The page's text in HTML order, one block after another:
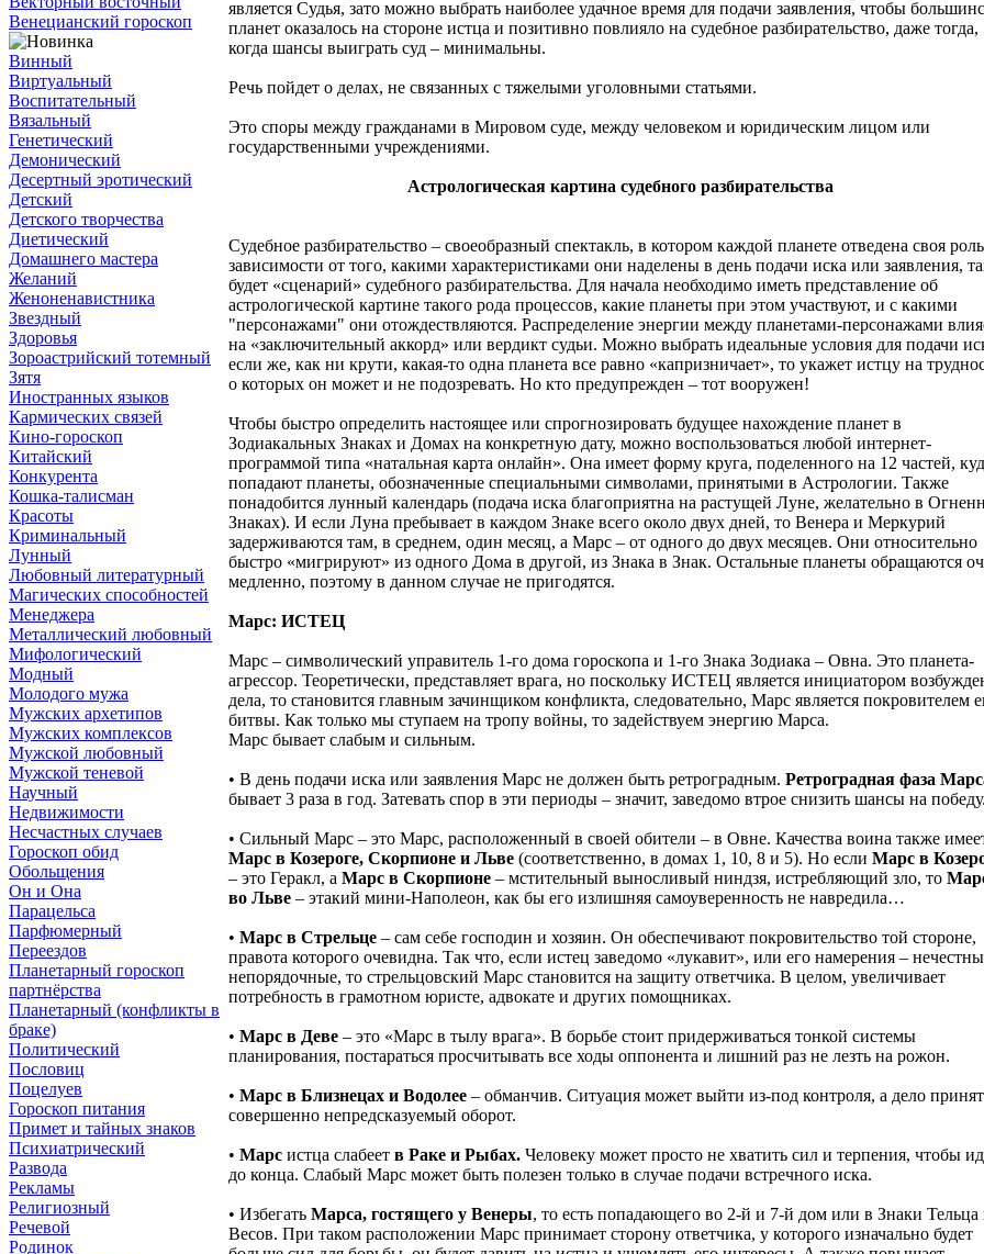
Венецианский гороскоп
Винный
Виртуальный
Воспитательный
Вязальный
Генетический
Демонический
Десертный эротический
Детский
Детского творчества
Диетический
Домашнего мастера
Желаний
Женоненавистника
Звездный
Здоровья
Зороастрийский тотемный
Зятя
Иностранных языков
Кармических связей
Кино-гороскоп
Китайский
Конкурента
Кошка-талисман
Красоты
Криминальный
Лунный
Любовный литературный
Магических способностей
Менеджера
Металлический любовный
Мифологический
Модный
Молодого мужа
Мужских архетипов
Мужских комплексов
Мужской любовный
Мужской теневой
Научный
Недвижимости
Несчастных случаев
Гороскоп обид
Обольщения
Он и Она
Парацельса
Парфюмерный
Переездов
Планетарный гороскоп
партнёрства
Планетарный (конфликты в
браке)
Политический
Пословиц
Поцелуев
Гороскоп питания
Примет и тайных знаков
Психиатрический
Развода
Рекламы
Религиозный
Речевой
Родинок
является Судья, зато можно выбрать наиболее удачное время для подачи заявления, чтобы
планет оказалось на стороне истца и позитивно повлияло на судебное разбирательство, даже тогда,
когда шансы выиграть суд – минимальны.
Речь пойдет о делах, не связанных с тяжелыми уголовными статьями.
Это споры между гражданами в Мировом суде, между человеком и юридическим лицом или
государственными учреждениями.
Астрологическая картина судебного разбирательства
Судебное разбирательство – своеобразный спектакль, в котором каждой планете отведена своя
зависимости от того, какими характеристиками они наделены в день подачи иска или заявления,
будет «сценарий» судебного разбирательства. Для начала необходимо иметь представление об
астрологической картине такого рода процессов, какие планеты при этом участвуют, и с какими
"персонажами" они отождествляются. Распределение энергии между планетами-персонажами
на «заключительный аккорд» или вердикт судьи. Можно выбрать идеальные условия для подачи
если же, как ни крути, какая-то одна планета все равно «капризничает», то укажет истцу на
о которых он может и не подозревать. Но кто предупрежден – тот вооружен!
Чтобы быстро определить настоящее или спрогнозировать будущее нахождение планет в
Зодиакальных Знаках и Домах на конкретную дату, можно воспользоваться любой интернет-
программой типа «натальная карта онлайн». Она имеет форму круга, поделенного на 12 частей,
попадают планеты, обозначенные специальными символами, принятыми в Астрологии. Также
понадобится лунный календарь (подача иска благоприятна на растущей Луне, желательно в
Знаках). И если Луна пребывает в каждом Знаке всего около двух дней, то Венера и Меркурий
задерживаются там, в среднем, один месяц, а Марс – от одного до двух месяцев. Они относительно
быстро «мигрируют» из одного Дома в другой, из Знака в Знак. Остальные планеты обращаются
медленно, поэтому в данном случае не пригодятся.
Марс: ИСТЕЦ
Марс – символический управитель 1-го дома гороскопа и 1-го Знака Зодиака – Овна. Это планета-
агрессор. Теоретически, представляет врага, но поскольку ИСТЕЦ является инициатором
дела, то становится главным зачинщиком конфликта, следовательно, Марс является покровителем
битвы. Как только мы ступаем на тропу войны, то задействуем энергию Марса.
Марс бывает слабым и сильным.
• В день подачи иска или заявления Марс не должен быть ретроградным. Ретроградная фаза
бывает 3 раза в год. Затевать спор в эти периоды – значит, заведомо втрое снизить шансы на победу.
• Сильный Марс – это Марс, расположенный в своей обители – в Овне. Качества воина также
Марс в Козероге, Скорпионе и Льве (соответственно, в домах 1, 10, 8 и 5). Но если Марс в
– это Геракл, а Марс в Скорпионе – мстительный выносливый ниндзя, истребляющий зло, то
во Льве – этакий мини-Наполеон, как бы его излишняя самоуверенность не навредила…
• Марс в Стрельце – сам себе господин и хозяин. Он обеспечивают покровительство той стороне,
правота которого очевидна. Так что, если истец заведомо «лукавит», или его намерения –
непорядочные, то стрельцовский Марс становится на защиту ответчика. В целом, увеличивает
потребность в грамотном юристе, адвокате и других помощниках.
• Марс в Деве – это «Марс в тылу врага». В борьбе стоит придерживаться тонкой системы
планирования, постараться просчитывать все ходы оппонента и лишний раз не лезть на рожон.
• Марс в Близнецах и Водолее – обманчив. Ситуация может выйти из-под контроля, а дело
совершенно непредсказуемый оборот.
• Марс истца слабеет в Раке и Рыбах. Человеку может просто не хватить сил и терпения, чтобы
до конца. Слабый Марс может быть полезен только в случае подачи встречного иска.
• Избегать Марса, гостящего у Венеры, то есть попадающего во 2-й и 7-й дом или в Знаки Тельца
Весов. При таком расположении Марс принимает сторону ответчика, у которого изначально будет